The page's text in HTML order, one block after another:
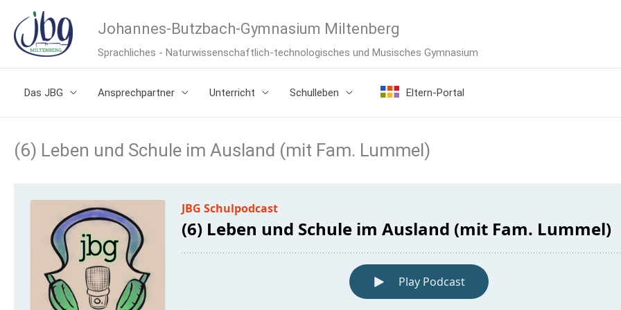
Inhalt
springen
Johannes-Butzbach-Gymnasium Miltenberg
Sprachliches - Naturwissenschaftlich-technologisches und Musisches Gymnasium
Das JBG Ansprechpartner Unterricht Schulleben Eltern-Portal
(6) Leben und Schule im Ausland (mit Fam. Lummel)